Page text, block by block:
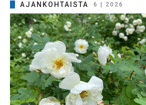
AJANKOHTAISTA 6 | 2026